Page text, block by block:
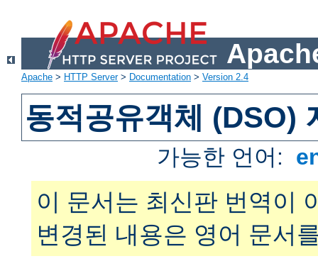
Apache > HTTP Server> Documentation > Version 2.4
동적공유객체 (DSO)
가능한 언어:
이 문서는 최신판 번역이
변경된 내용은 영어 문서